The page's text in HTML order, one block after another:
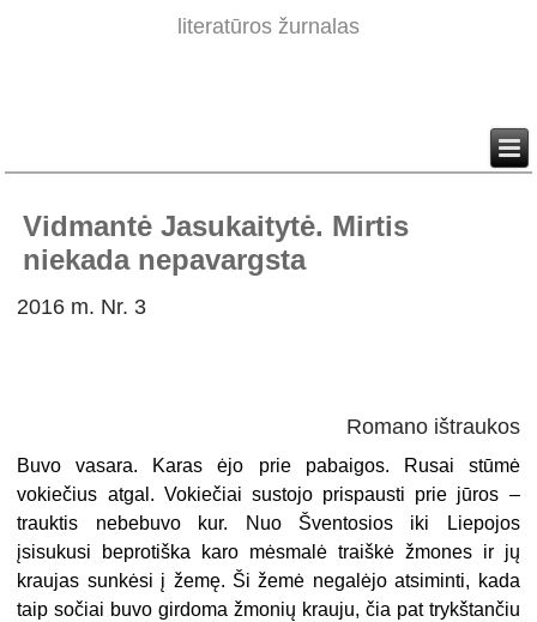
literatūros žurnalas
Vidmantė Jasukaitytė. Mirtis
niekada nepavargsta
2016 m. Nr. 3
Romano ištraukos
Buvo vasara. Karas ėjo prie pabaigos. Rusai stūmė
vokiečius atgal. Vokiečiai sustojo prispausti prie jūros –
trauktis nebebuvo kur. Nuo Šventosios iki Liepojos
įsisukusi beprotiška karo mėsmalė traiškė žmones ir jų
kraujas sunkėsi į žemę. Ši žemė negalėjo atsiminti, kada
taip sočiai buvo girdoma žmonių krauju, čia pat trykštančiu